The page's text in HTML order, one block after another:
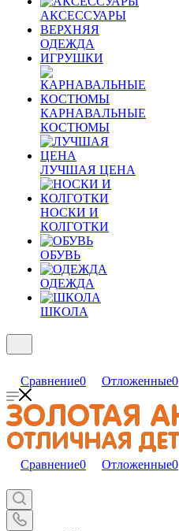
АКСЕССУАРЫ
ВЕРХНЯЯ
ОДЕЖДА
ИГРУШКИ
КАРНАВАЛЬНЫЕ
КОСТЮМЫ
ЛУЧШАЯ ЦЕНА
НОСКИ И
КОЛГОТКИ
ОБУВЬ
ОДЕЖДА
ШКОЛА
Сравнение0 Отложенные0
Сравнение0 Отложенные0